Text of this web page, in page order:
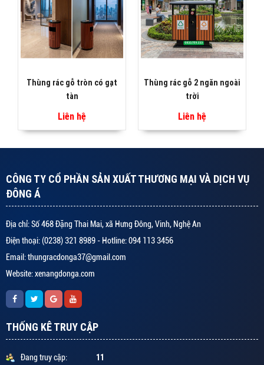
Thùng rác gỗ tròn có gạt
tàn
Liên hệ
Thùng rác gỗ 2 ngăn ngoài
trời
Liên hệ
CÔNG TY CỔ PHẦN SẢN XUẤT THƯƠNG MẠI VÀ DỊCH VỤ
ĐÔNG Á
Địa chỉ: Số 468 Đặng Thai Mai, xã Hưng Đông, Vinh, Nghệ An
Điện thoại: (0238) 321 8989 - Hotline: 094 113 3456
Email: thungracdonga37@gmail.com
Website: xenangdonga.com
THỐNG KÊ TRUY CẬP
Đang truy cập: 11